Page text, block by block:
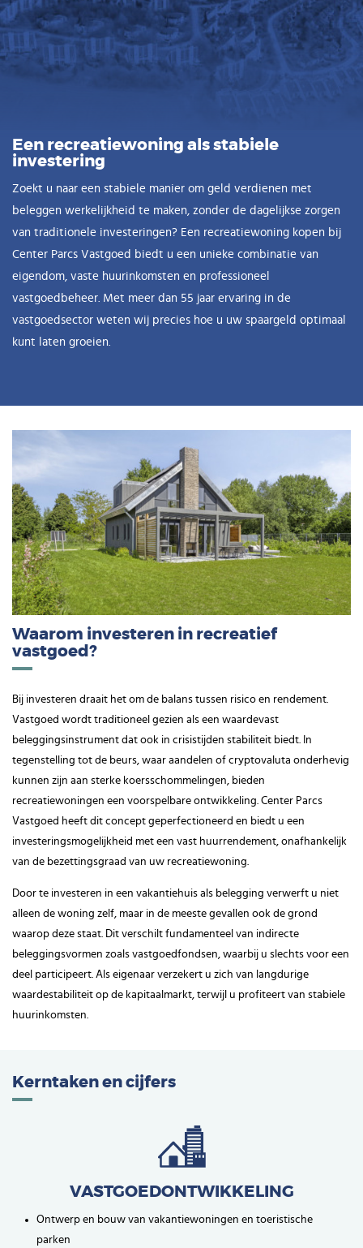
Een recreatiewoning als stabiele
investering
Zoekt u naar een stabiele manier om geld verdienen met
beleggen werkelijkheid te maken, zonder de dagelijkse zorgen
van traditionele investeringen? Een recreatiewoning kopen bij
Center Parcs Vastgoed biedt u een unieke combinatie van
eigendom, vaste huurinkomsten en professioneel
vastgoedbeheer. Met meer dan 55 jaar ervaring in de
vastgoedsector weten wij precies hoe u uw spaargeld optimaal
kunt laten groeien.
Waarom investeren in recreatief
vastgoed?
Bij investeren draait het om de balans tussen risico en rendement.
Vastgoed wordt traditioneel gezien als een waardevast
beleggingsinstrument dat ook in crisistijden stabiliteit biedt. In
tegenstelling tot de beurs, waar aandelen of cryptovaluta onderhevig
kunnen zijn aan sterke koersschommelingen, bieden
recreatiewoningen een voorspelbare ontwikkeling. Center Parcs
Vastgoed heeft dit concept geperfectioneerd en biedt u een
investeringsmogelijkheid met een vast huurrendement, onafhankelijk
van de bezettingsgraad van uw recreatiewoning.
Door te investeren in een vakantiehuis als belegging verwerft u niet
alleen de woning zelf, maar in de meeste gevallen ook de grond
waarop deze staat. Dit verschilt fundamenteel van indirecte
beleggingsvormen zoals vastgoedfondsen, waarbij u slechts voor een
deel participeert. Als eigenaar verzekert u zich van langdurige
waardestabiliteit op de kapitaalmarkt, terwijl u profiteert van stabiele
huurinkomsten.
Kerntaken en cijfers
VASTGOEDONTWIKKELING
Ontwerp en bouw van vakantiewoningen en toeristische
parken